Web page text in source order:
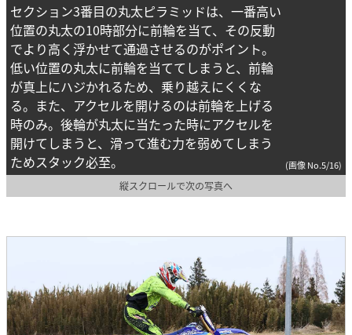
セクション3番目の丸太ピラミッドは、一番高い
位置の丸太の10時部分に前輪を当て、その反動
でより高く浮かせて通過させるのがポイント。
低い位置の丸太に前輪を当ててしまうと、前輪
が真上にハジかれるため、乗り越えにくくな
る。また、アクセルを開けるのは前輪を上げる
時のみ。後輪が丸太に当たった時にアクセルを
開けてしまうと、滑って進む力を弱めてしまう
ためスタック必至。
(画像 No.5/16)
縦スクロールで次の写真へ